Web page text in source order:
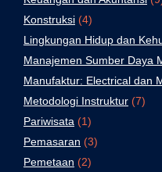
Konstruksi (4)
Lingkungan Hidup dan
Manajemen Sumber Daya
Manufaktur: Electrical dan
Metodologi Instruktur (7)
Pariwisata (1)
Pemasaran (3)
Pemetaan (2)